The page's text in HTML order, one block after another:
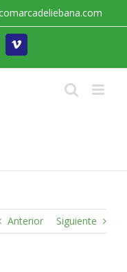
Vimeo
Anterior Siguiente